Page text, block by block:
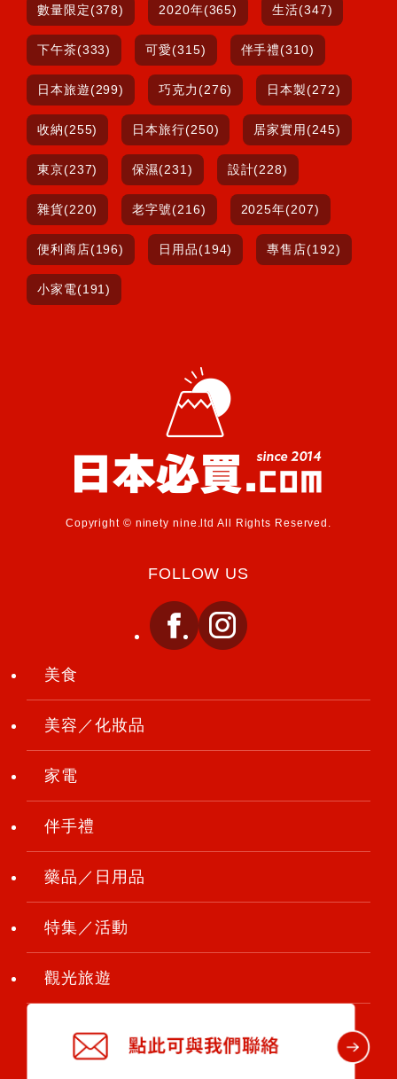
數量限定(378) 2020年(365) 生活(347)
下午茶(333) 可愛(315) 伴手禮(310)
日本旅遊(299) 巧克力(276) 日本製(272)
收納(255) 日本旅行(250) 居家實用(245)
東京(237) 保濕(231) 設計(228)
雜貨(220) 老字號(216) 2025年(207)
便利商店(196) 日用品(194) 專售店(192)
小家電(191)
Copyright © ninety nine.ltd All Rights Reserved.
FOLLOW US
美食
美容／化妝品
家電
伴手禮
藥品／日用品
特集／活動
觀光旅遊